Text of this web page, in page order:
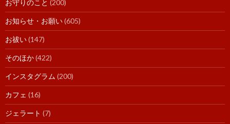
お守りのこと (200)
お知らせ・お願い(605)
お祓い(147)
そのほか(422)
インスタグラム (200)
カフェ (16)
ジェラート (7)